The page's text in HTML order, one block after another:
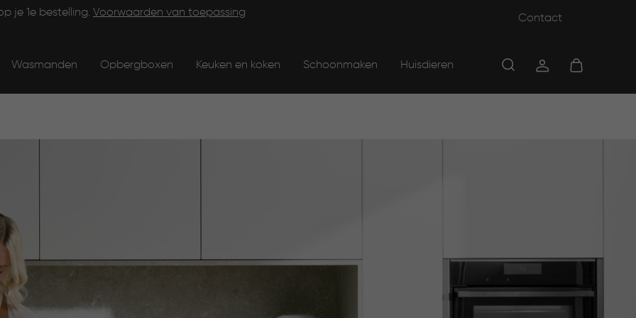
je 1e bestelling. Voorwaarden van toepassing Contact
Wasmanden Opbergboxen Keuken en koken Schoonmaken Huisdieren